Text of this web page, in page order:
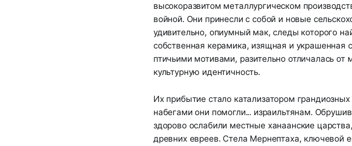
высокоразвитом металлургическом
войной. Они принесли с собой и новые
удивительно, опиумный мак, следы которого
собственная керамика, изящная и
птичьими мотивами, разительно отличалась
культурную идентичность.
Их прибытие стало катализатором
набегами они помогли... израильтянам.
здорово ослабили местные ханаанские
древних евреев. Стела Мернептаха, ключевой